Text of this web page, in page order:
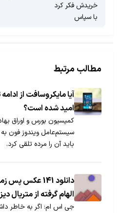
خریدش فکر کرد
با سپاس
مطالب مرتبط
آیا مایکروسافت از
امید شده است؟
کمیسیون بورس و اوراق
سیستم‌عامل ویندوز فون
باید آن را مرده تلقی کرد.
دانلود 141 عکس
الهام گرفته از متریال
جی اس ام: اگر به خاطر